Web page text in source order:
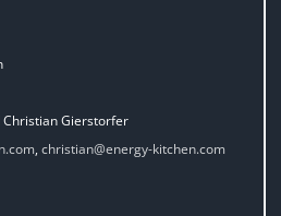
Gierstorfer
, christian@energy-kitchen.com